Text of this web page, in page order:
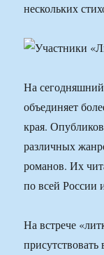
нескольких
На
объединяет
края.
различных
романов. Их
по всей России
На встрече